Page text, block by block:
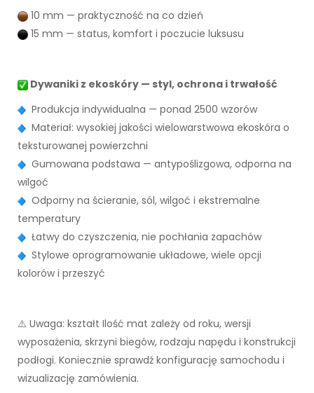
10 mm — praktyczność na co dzień
15 mm — status, komfort i poczucie luksusu
Dywaniki z ekoskóry — styl, ochrona i trwałość
Produkcja indywidualna — ponad 2500 wzorów
Materiał: wysokiej jakości wielowarstwowa ekoskóra o
teksturowanej powierzchni
Gumowana podstawa — antypoślizgowa, odporna na
wilgoć
Odporny na ścieranie, sól, wilgoć i ekstremalne
temperatury
Łatwy do czyszczenia, nie pochłania zapachów
Stylowe oprogramowanie układowe, wiele opcji
kolorów i przeszyć
⚠️ Uwaga: kształt Ilość mat zależy od roku, wersji
wyposażenia, skrzyni biegów, rodzaju napędu i konstrukcji
podłogi. Koniecznie sprawdź konfigurację samochodu i
wizualizację zamówienia.